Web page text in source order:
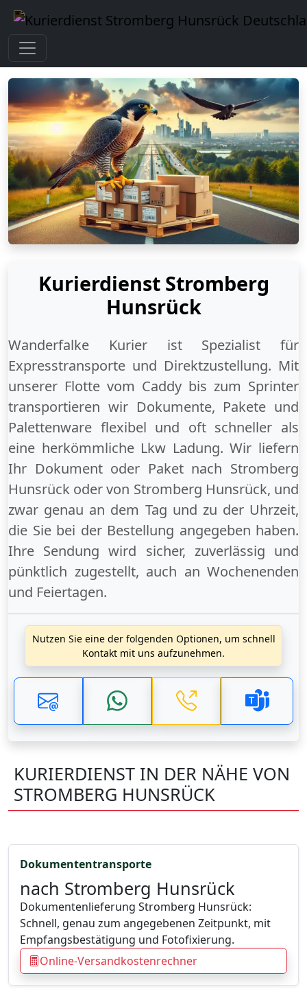
Kurierdienst Stromberg
Hunsrück
Wanderfalke Kurier ist Spezialist für
Expresstransporte und Direktzustellung. Mit
unserer Flotte vom Caddy bis zum Sprinter
transportieren wir Dokumente, Pakete und
Palettenware flexibel und oft schneller als
eine herkömmliche Lkw Ladung. Wir liefern
Ihr Dokument oder Paket nach Stromberg
Hunsrück odervon Stromberg Hunsrück, und
zwar genau an dem Tag und zu der Uhrzeit,
die Sie bei der Bestellung angegeben haben.
Ihre Sendung wird sicher, zuverlässig und
pünktlich zugestellt, auch an Wochenenden
und Feiertagen.
Nutzen Sie eine der folgenden Optionen, um schnell
Kontakt mit uns aufzunehmen.
KURIERDIENST IN DER NÄHE VON
STROMBERG HUNSRÜCK
Dokumententransporte
nach Stromberg Hunsrück
Dokumentenlieferung Stromberg Hunsrück:
Schnell, genau zum angegebenen Zeitpunkt, mit
Empfangsbestätigung und Fotofixierung.
Online-Versandkostenrechner